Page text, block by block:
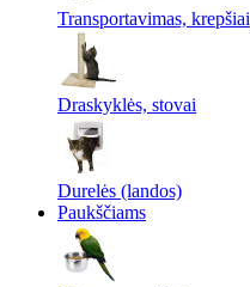
Transportavimas, krepšiai
Draskyklės, stovai
Durelės (landos)
Paukščiams